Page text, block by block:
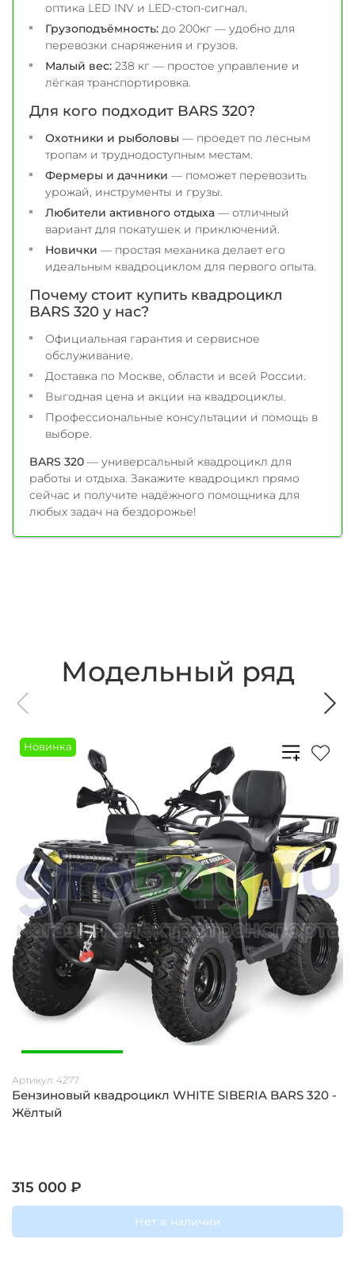
оптика LED INV и LED-стоп-сигнал.
Грузоподъёмность: до 200кг — удобно для
перевозки снаряжения и грузов.
Малый вес: 238 кг — простое управление и
лёгкая транспортировка.
Для кого подходит BARS 320?
Охотники и рыболовы — проедет по лесным
тропам и труднодоступным местам.
Фермеры и дачники — поможет перевозить
урожай, инструменты и грузы.
Любители активного отдыха — отличный
вариант для покатушек и приключений.
Новички — простая механика делает его
идеальным квадроциклом для первого опыта.
Почему стоит купить квадроцикл
BARS 320 у нас?
Официальная гарантия и сервисное
обслуживание.
Доставка по Москве, области и всей России.
Выгодная цена и акции на квадроциклы.
Профессиональные консультации и помощь в
выборе.
BARS 320 — универсальный квадроцикл для
работы и отдыха. Закажите квадроцикл прямо
сейчас и получите надёжного помощника для
любых задач на бездорожье!
Модельный ряд
Новинка
Артикул: 4277
Бензиновый квадроцикл WHITE SIBERIA BARS 320 -
Жёлтый
315 000 ₽
Нет в наличии